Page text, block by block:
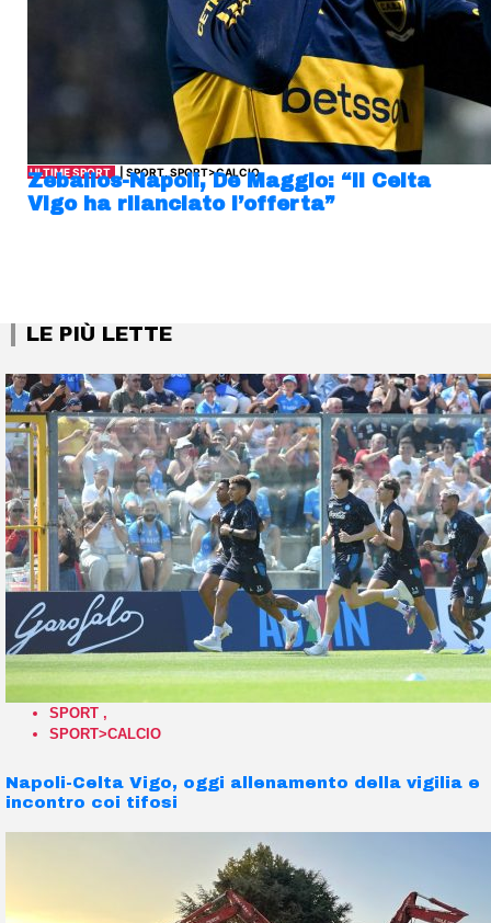
ULTIME SPORT | SPORT, SPORT>CALCIO
Zeballos-Napoli, De Maggio: “Il Celta
Vigo ha rilanciato l’offerta”
LE PIÙ LETTE
SPORT ,
SPORT>CALCIO
Napoli-Celta Vigo, oggi allenamento della vigilia e
incontro coi tifosi